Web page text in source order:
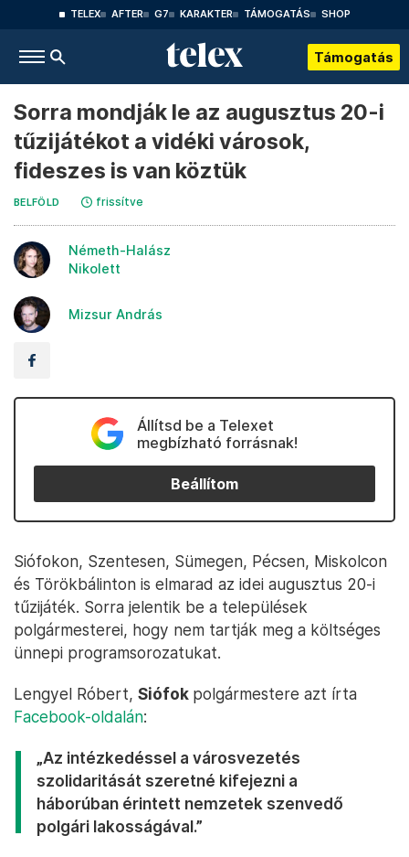
TELEX AFTER G7 KARAKTER TÁMOGATÁS SHOP
Támogatás
Sorra mondják le az augusztus 20-i
tűzijátékot a vidéki városok,
fideszes is van köztük
BELFÖLD frissítve
Németh-Halász
Nikolett
Mizsur András
Állítsd be a Telexet
megbízható forrásnak!
Beállítom
Siófokon, Szentesen, Sümegen, Pécsen, Miskolcon
és Törökbálinton is elmarad az idei augusztus 20-i
tűzijáték. Sorra jelentik be a települések
polgármesterei, hogy nem tartják meg a költséges
ünnepi programsorozatukat.
Lengyel Róbert, Siófok polgármestere azt írta
Facebook-oldalán:
„Az intézkedéssel a városvezetés
szolidaritását szeretné kifejezni a
háborúban érintett nemzetek szenvedő
polgári lakosságával.”